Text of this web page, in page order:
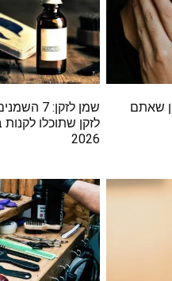
שאתם
שמן לזקן:
לזקן שתוכלו
2026